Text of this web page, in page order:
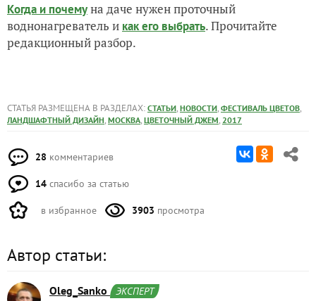
Когда и почемуна даче нужен проточный
воднонагреватель и как его выбрать. Прочитайте
редакционный разбор.
СТАТЬЯ РАЗМЕЩЕНА В РАЗДЕЛАХ: СТАТЬИ, НОВОСТИ, ФЕСТИВАЛЬ ЦВЕТОВ,
ЛАНДШАФТНЫЙ ДИЗАЙН, МОСКВА, ЦВЕТОЧНЫЙ ДЖЕМ, 2017
28 комментариев
14 спасибо за статью
в избранное 3903 просмотра
Автор статьи:
Oleg_Sanko ЭКСПЕРТ